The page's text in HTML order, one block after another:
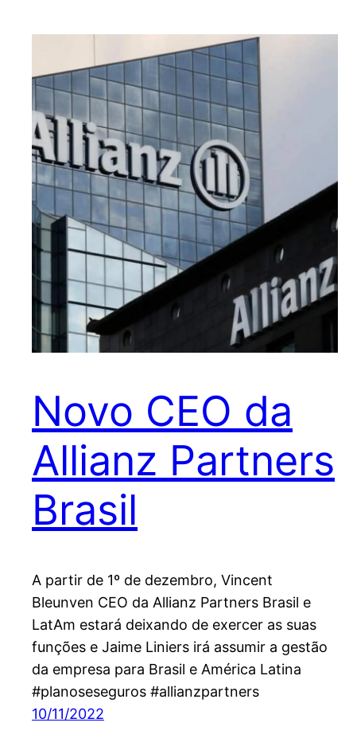
Novo CEO da
Allianz Partners
Brasil
A partir de 1º de dezembro, Vincent
Bleunven CEO da Allianz Partners Brasil e
LatAm estará deixando de exercer as suas
funções e Jaime Liniers irá assumir a gestão
da empresa para Brasil e América Latina
#planoseseguros #allianzpartners
10/11/2022